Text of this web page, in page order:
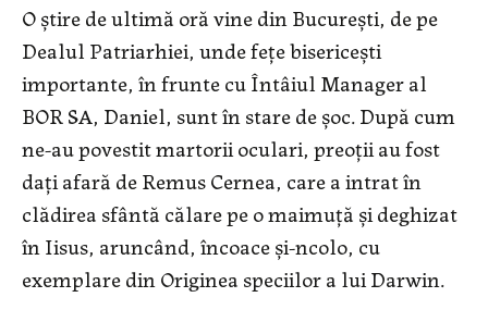
O știre de ultimă oră vine din București, de pe
Dealul Patriarhiei, unde fețe bisericești
importante, în frunte cu Întâiul Manager al
BOR SA, Daniel, sunt în stare de șoc. După cum
ne-au povestit martorii oculari, preoții au fost
dați afară de Remus Cernea, care a intrat în
clădirea sfântă călare pe o maimuță și deghizat
în Iisus, aruncând, încoace și-ncolo, cu
exemplare din Originea speciilor a lui Darwin.